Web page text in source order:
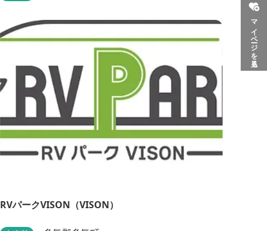
マイページを見る
RVパークVISON（VISON）